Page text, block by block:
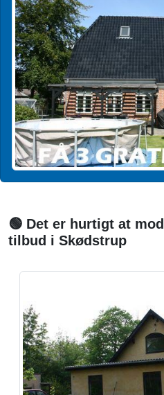
🟢 Det er hurtigt at
tilbud i Skødstrup